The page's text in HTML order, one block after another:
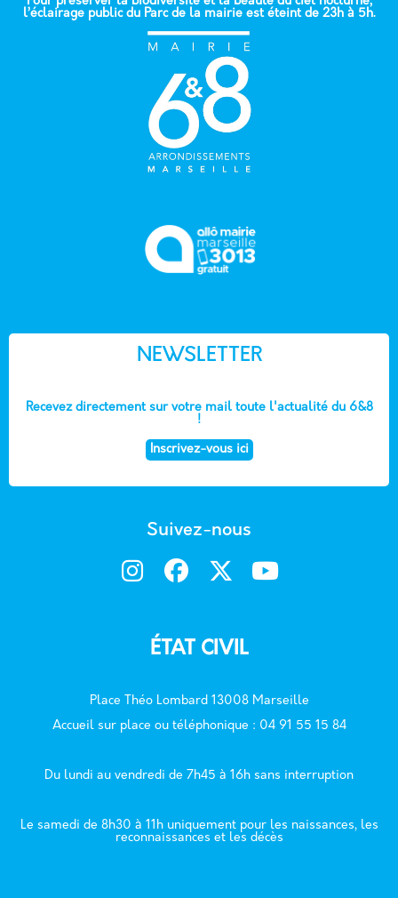
l’éclairage public du Parc de la mairie est éteint de 23h à 5h.
NEWSLETTER
Recevez directement sur votre mail toute l'actualité du 6&8
!
Inscrivez-vous ici
Suivez-nous
ÉTAT CIVIL
Place Théo Lombard 13008 Marseille
Accueil sur place ou téléphonique : 04 91 55 15 84
Du lundi au vendredi de 7h45 à 16h sans interruption
Le samedi de 8h30 à 11h uniquement pour les naissances, les
reconnaissances et les décès